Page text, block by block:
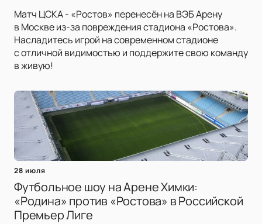
Матч ЦСКА - «Ростов» перенесён на ВЭБ Арену
в Москве из-за повреждения стадиона «Ростова».
Насладитесь игрой на современном стадионе
с отличной видимостью и поддержите свою команду
в живую!
28 июля
Футбольное шоу на Арене Химки:
«Родина» против «Ростова» в Российской
Премьер Лиге